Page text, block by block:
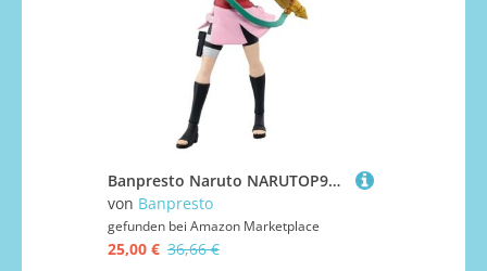
Banpresto Naruto NARUTOP99 - Haruno Sakura
von Banpresto
gefunden bei Amazon Marketplace
25,00 € 36,66 €